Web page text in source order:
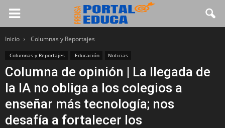
Inicio Columnas y Reportajes
Columnas y Reportajes Educación Noticias
Columna de opinión | La llegada de
la IA no obliga a los colegios a
enseñar más tecnología; nos
desafía a fortalecer los